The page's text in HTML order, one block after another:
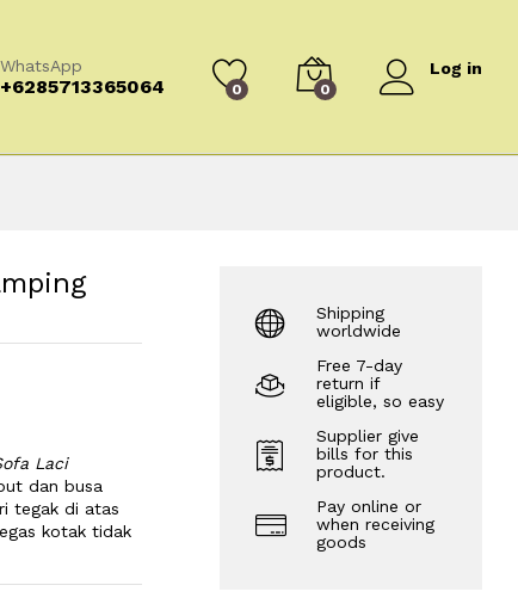
WhatsApp
+6285713365064 0 0
Log in
Laci
dan busa
tegak di atas
kotak tidak
Shipping
worldwide
Free 7-day
return if
eligible, so easy
Supplier give
bills for this
product.
Pay online or
when receiving
goods